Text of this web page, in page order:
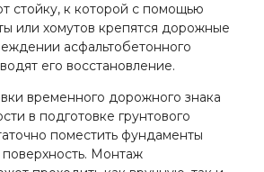
стойку, к которой с помощью
или хомутов крепятся дорожные
асфальтобетонного
его восстановление.
временного дорожного знака
в подготовке грунтового
поместить фундаменты
Монтаж